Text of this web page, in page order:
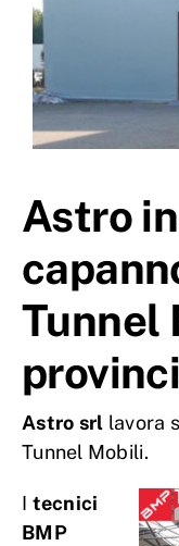
Astro
Tunnel
Astro srl lavora
Tunnel Mobili.
I tecnici
BMP